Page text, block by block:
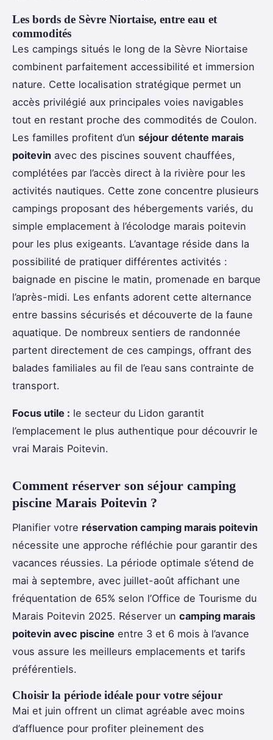
Les bords de Sèvre Niortaise, entre eau et
commodités
Les campings situés le long de la Sèvre Niortaise
combinent parfaitement accessibilité et immersion
nature. Cette localisation stratégique permet un
accès privilégié aux principales voies navigables
tout en restant proche des commodités de Coulon.
Les familles profitent d’un séjour détente marais
poitevin avec des piscines souvent chauffées,
complétées par l’accès direct à la rivière pour les
activités nautiques. Cette zone concentre plusieurs
campings proposant des hébergements variés, du
simple emplacement à l’écolodge marais poitevin
pour les plus exigeants. L’avantage réside dans la
possibilité de pratiquer différentes activités :
baignade en piscine le matin, promenade en barque
l’après-midi. Les enfants adorent cette alternance
entre bassins sécurisés et découverte de la faune
aquatique. De nombreux sentiers de randonnée
partent directement de ces campings, offrant des
balades familiales au fil de l’eau sans contrainte de
transport.
Focus utile : le secteur du Lidon garantit
l’emplacement le plus authentique pour découvrir le
vrai Marais Poitevin.
Comment réserver son séjour camping
piscine Marais Poitevin ?
Planifier votre réservation camping marais poitevin
nécessite une approche réfléchie pour garantir des
vacances réussies. La période optimale s’étend de
mai à septembre, avec juillet-août affichant une
fréquentation de 65% selon l’Office de Tourisme du
Marais Poitevin 2025. Réserver un camping marais
poitevin avec piscine entre 3 et 6 mois à l’avance
vous assure les meilleurs emplacements et tarifs
préférentiels.
Choisir la période idéale pour votre séjour
Mai et juin offrent un climat agréable avec moins
d’affluence pour profiter pleinement des